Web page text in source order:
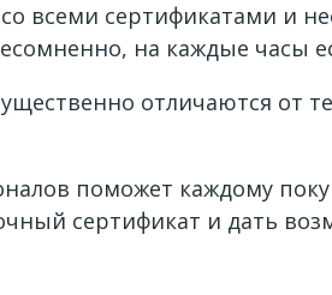
всеми сертификатами и
на каждые часы
отличаются от
поможет каждому
сертификат и дать